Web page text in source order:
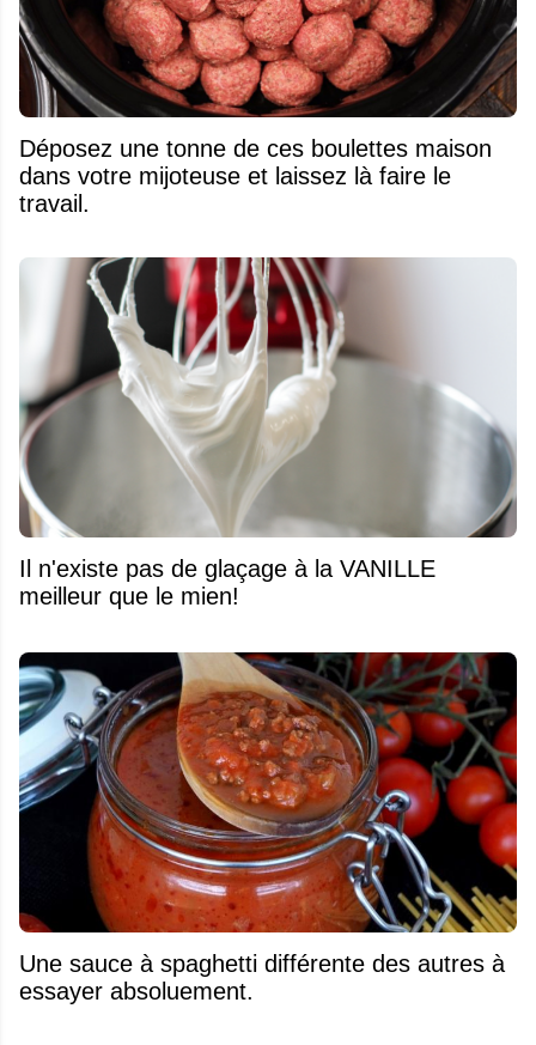
Déposez une tonne de ces boulettes maison
dans votre mijoteuse et laissez là faire le
travail.
Il n'existe pas de glaçage à la VANILLE
meilleur que le mien!
Une sauce à spaghetti différente des autres à
essayer absoluement.